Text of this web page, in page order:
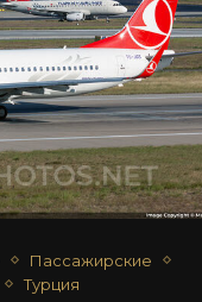
Пассажирские
Турция